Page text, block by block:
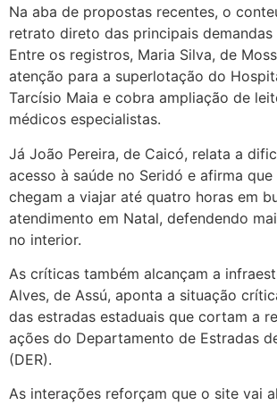
Na aba de propostas recentes, o
retrato direto das principais demandas
Entre os registros, Maria Silva, de
atenção para a superlotação do
Tarcísio Maia e cobra ampliação de
médicos especialistas.
Já João Pereira, de Caicó, relata a
acesso à saúde no Seridó e afirma
chegam a viajar até quatro horas em
atendimento em Natal, defendendo
no interior.
As críticas também alcançam a
Alves, de Assú, aponta a situação
das estradas estaduais que cortam a
ações do Departamento de Estradas
(DER).
As interações reforçam que o site vai